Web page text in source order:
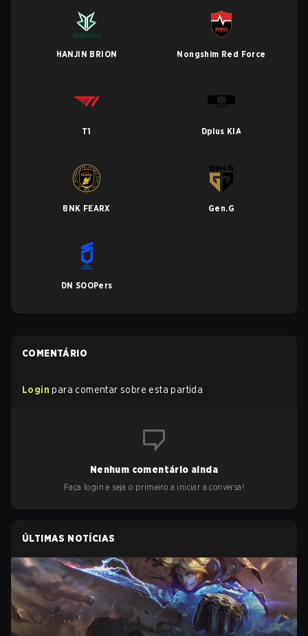
HANJIN BRION Nongshim Red Force
T1 Dplus KIA
BNK FEARX Gen.G
DN SOOPers
COMENTÁRIO
Login para comentar sobre esta partida
Nenhum comentário ainda
Faça login e seja o primeiro a iniciar a conversa!
ÚLTIMAS NOTÍCIAS